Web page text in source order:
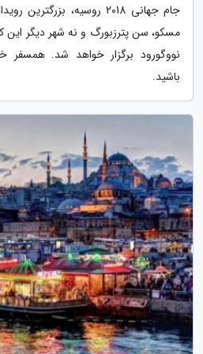
جام جهانی 2018 روسیه،
مسکو، سن پترزبورگ و نه شهر دیگر این
نووگورود برگزار خواهد شد. همسفر
باشید.